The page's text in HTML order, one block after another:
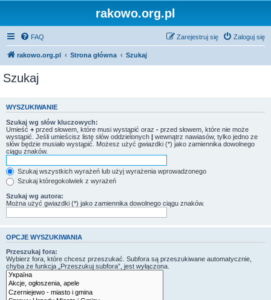
rakowo.org.pl
FAQ Zaloguj się
Zarejestruj się
rakowo.org.pl Strona główna Szukaj
Szukaj
WYSZUKIWANIE
Szukaj wg słów kluczowych:
Umieść + przed słowem, które musi wystąpić oraz - przed słowem, które nie może
wystąpić. Jeśli umieścisz listę słów oddzielonych | wewnątrz nawiasów, tylko jedno ze
słów będzie musiało wystąpić. Możesz użyć gwiazdki (*) jako zamiennika dowolnego
ciągu znaków.
Szukaj wszystkich wyrażeń lub użyj wyrażenia wprowadzonego
Szukaj któregokolwiek z wyrażeń
Szukaj wg autora:
Można użyć gwiazdki (*) jako zamiennika dowolnego ciągu znaków.
OPCJE WYSZUKIWANIA
Przeszukaj fora:
Wybierz fora, które chcesz przeszukać. Subfora są przeszukiwane automatycznie,
chyba że funkcja „Przeszukuj subfora”, jest wyłączona.